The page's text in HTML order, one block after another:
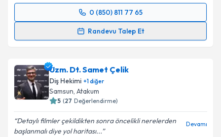
Takvim Talebini Gönder
0 (850) 811 77 65
Randevu Talep Et
Randevu Takvimi Talebi
için bir takvim hazırlandığında e-posta ile
bilgilendireceğiz.
E-posta Adresiniz
Uzm. Dt. Samet Çelik
Diş Hekimi +1diğer
Samsun, Atakum
5 (27 Değerlendirme)
Detaylı filmler çekildikten sonra öncelikli nerelerden
başlanmalı diye yol haritası...
Devamı